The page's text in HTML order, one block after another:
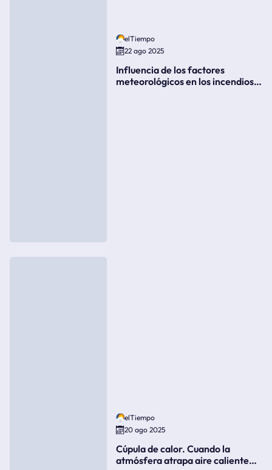
elTiempo
22 ago 2025
Influencia de los factores
meteorológicos en los incendios
elTiempo
20 ago 2025
Cúpula de calor. Cuando la
atmósfera atrapa aire caliente